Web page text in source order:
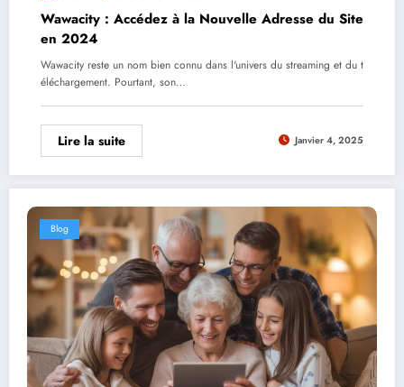
Wawacity : Accédez à la Nouvelle Adresse du Site
en 2024
Wawacity reste un nom bien connu dans l'univers du streaming et du t
éléchargement. Pourtant, son…
Lire la suite Janvier 4, 2025
Blog